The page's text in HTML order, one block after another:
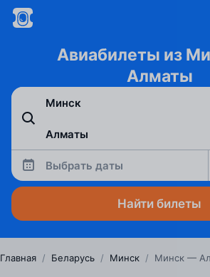
Авиабилеты из
Алматы
Выбрать даты
Найти билеты
Главная / Беларусь / Минск / Минск —